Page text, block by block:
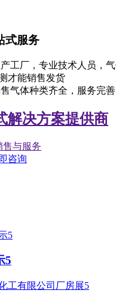
式服务
工厂，专业技术人员，
才能销售发货
气体种类齐全，服务完
解决方案提供商
售与服务
咨询
5
工有限公司厂房展5